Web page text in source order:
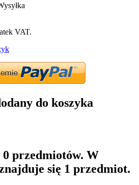
VAT.
do koszyka
0 przedmiotów. W
się 1 przedmiot.